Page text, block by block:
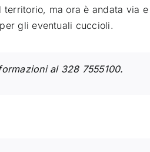
territorio, ma ora è andata via
gli eventuali cuccioli.
al 328 7555100.